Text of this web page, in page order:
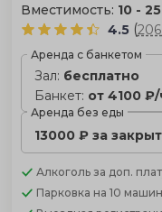
Вместимость: 10 -
4.5 (
Аренда с банкетом
Зал: бесплатно
Банкет: от 4100 ₽/
Аренда без еды
13000 ₽ за
Алкоголь за доп.
Парковка на 10 машин